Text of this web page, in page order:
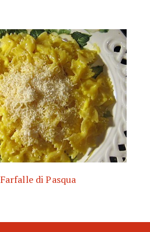
Farfalle di Pasqua